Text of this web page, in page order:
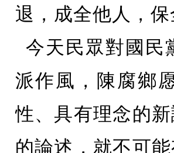
退，成全他人，
今天民眾對國民
派作風，陳腐鄉
性、具有理念的
的論述，就不可